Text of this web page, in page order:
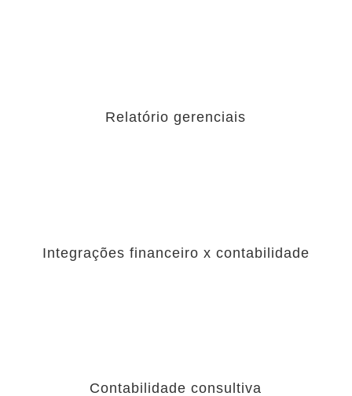
Relatório gerenciais
Integrações financeiro x contabilidade
Contabilidade consultiva